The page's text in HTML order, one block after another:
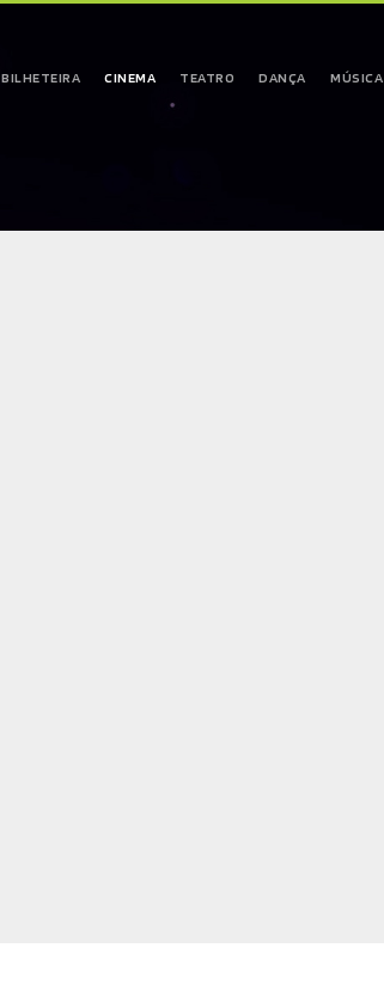
BILHETEIRA CINEMA TEATRO DANÇA MÚSICA